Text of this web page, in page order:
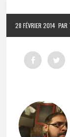
28 FÉVRIER 2014 PAR